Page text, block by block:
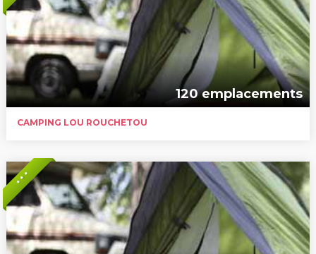
120 emplacements
CAMPING LOU ROUCHETOU
* * *